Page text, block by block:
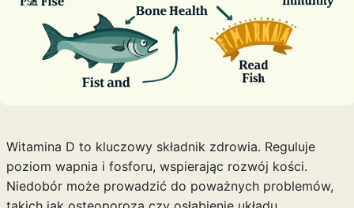
Witamina D to kluczowy składnik zdrowia. Reguluje
poziom wapnia i fosforu, wspierając rozwój kości.
Niedobór może prowadzić do poważnych problemów,